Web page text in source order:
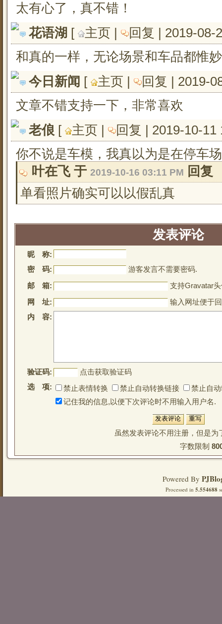
太有心了，真不错！
花语湖 [ 主页 | 回复 | 2019-08-
和真的一样，无论场景和车品都惟
今日新闻 [ 主页 | 回复 | 2019-
文章不错支持一下，非常喜欢
老俍 [ 主页 | 回复 | 2019-10-11
你不说是车模，我真以为是在停车
叶在飞 于 2019-10-16 03:11 PM
回复
单看照片确实可以以假乱真
发表评论
昵 称:
密 码:
游客发言不需要密码.
邮 箱:
支持Gravatar
网 址:
输入网址便于
内 容:
验证码:
点击获取验证码
选 项:
禁止表情转换 禁止自动转换链接
禁止自
记住我的信息,以便下次评论时不用输入用户名.
虽然发表评论不用注册，但是
字数限制
Powered By
Processed in 5.554688